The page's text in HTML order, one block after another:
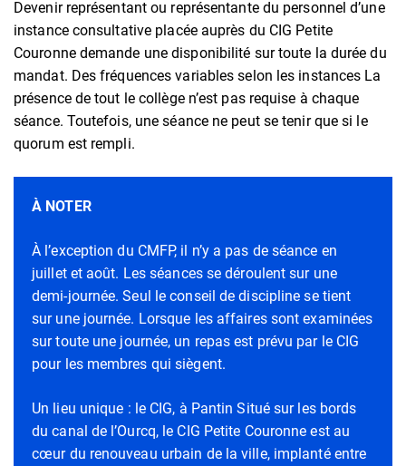
Devenir représentant ou représentante du personnel d’une
instance consultative placée auprès du CIG Petite
Couronne demande une disponibilité sur toute la durée du
mandat. Des fréquences variables selon les instances La
présence de tout le collège n’est pas requise à chaque
séance. Toutefois, une séance ne peut se tenir que si le
quorum est rempli.
À NOTER
À l’exception du CMFP, il n’y a pas de séance en
juillet et août. Les séances se déroulent sur une
demi-journée. Seul le conseil de discipline se tient
sur une journée. Lorsque les affaires sont examinées
sur toute une journée, un repas est prévu par le CIG
pour les membres qui siègent.
Un lieu unique : le CIG, à Pantin Situé sur les bords
du canal de l’Ourcq, le CIG Petite Couronne est au
cœur du renouveau urbain de la ville, implanté entre